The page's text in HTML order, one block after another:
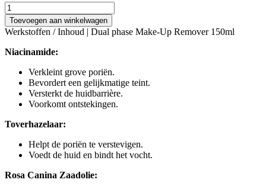
Dual
phase
Make-
Up
Remover
aantal
Toevoegen aan winkelwagen
Werkstoffen / Inhoud | Dual phase Make-Up Remover 150ml
Niacinamide:
Verkleint grove poriën.
Bevordert een gelijkmatige teint.
Versterkt de huidbarrière.
Voorkomt ontstekingen.
Toverhazelaar:
Helpt de poriën te verstevigen.
Voedt de huid en bindt het vocht.
Rosa Canina Zaadolie: